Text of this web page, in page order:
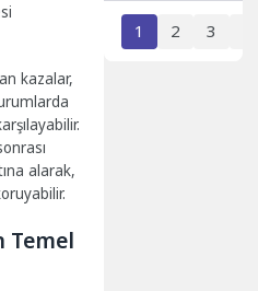
kazalar,
alarak,
Temel
1 2 3